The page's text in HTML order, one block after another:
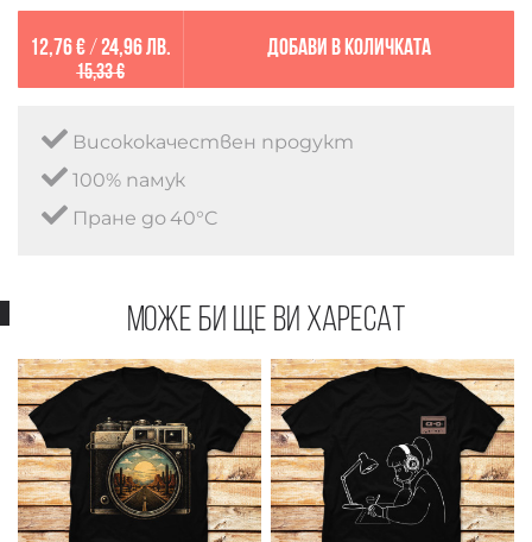
12,76 €/ 24,96 лв.
15,33 €
Добави в количката
Висококачествен продукт
100% памук
Пране до 40°C
Може би ще ви харесат